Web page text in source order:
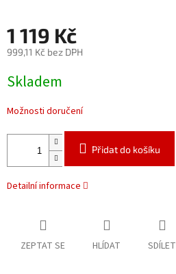
1 119 Kč
999,11 Kč bez DPH
cena:
Skladem
Možnosti doručení
Přidat do košíku
Detailní informace
ZEPTAT SE HLÍDAT SDÍLET